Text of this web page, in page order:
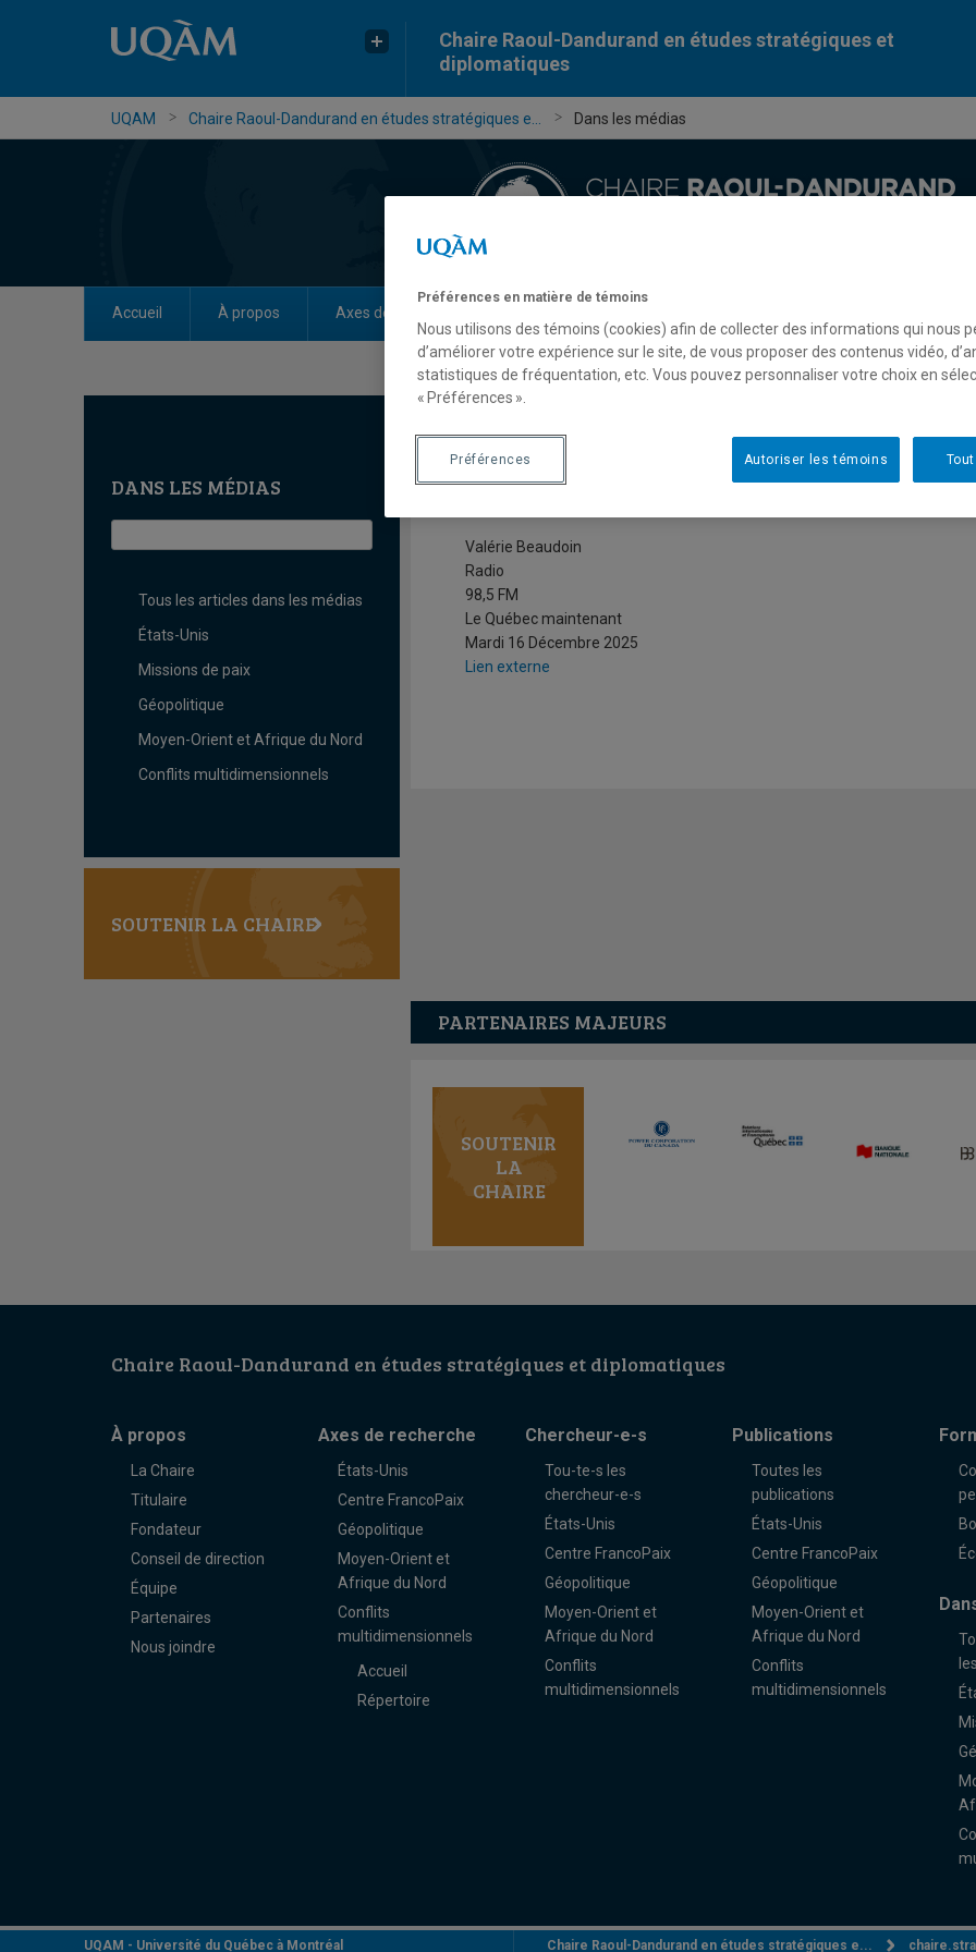
Chaire Raoul-Dandurand en études stratégiques et
diplomatiques
UQAM Chaire Raoul-Dandurand en études stratégiques e... Dans les médias
Accueil À propos Axes de recherche
DANS LES MÉDIAS
Tous les articles dans les médias
États-Unis
Missions de paix
Géopolitique
Moyen-Orient et Afrique du Nord
Conflits multidimensionnels
SOUTENIR LA CHAIRE
La chef de cabinet Susie Wiles se
Valérie Beaudoin
Radio
98,5 FM
Le Québec maintenant
Mardi 16 Décembre 2025
Lien externe
PARTENAIRES MAJEURS
SOUTENIR
LA
CHAIRE
Chaire Raoul-Dandurand en études stratégiques et diplomatiques
À propos
La Chaire
Titulaire
Fondateur
Conseil de direction
Équipe
Partenaires
Nous joindre
Axes de recherche
États-Unis
Centre FrancoPaix
Géopolitique
Moyen-Orient et
Afrique du Nord
Conflits
multidimensionnels
Accueil
Répertoire
Chercheur-e-s
Tou-te-s les
chercheur-e-s
États-Unis
Centre FrancoPaix
Géopolitique
Moyen-Orient et
Afrique du Nord
Conflits
multidimensionnels
Publications
Toutes les
publications
États-Unis
Centre FrancoPaix
Géopolitique
Moyen-Orient et
Afrique du Nord
Conflits
multidimensionnels
UQAM - Université du Québec à Montréal Chaire Raoul-Dandurand en études stratégiques e...
Préférences en matière de témoins
Nous utilisons des témoins (cookies) afin de collecter des informations qui nous
d’améliorer votre expérience sur le site, de vous proposer des contenus vidéo,
statistiques de fréquentation, etc. Vous pouvez personnaliser votre choix en
« Préférences ».
Autoriser les témoins
Préférences